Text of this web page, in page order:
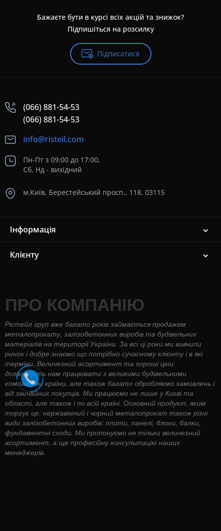
Бажаєте бути в курсі всіх акцій та знижок?
Підпишіться на розсилку
Підписатися
(066) 881-54-53
(066) 881-54-53
info@risteil.com
Пн-Пт з 09:00 до 17:00,
Сб, Нд - вихідний
м.Київ, Берестейський просп., 118, 03115
Інформація
Клієнту
ПРО КОМПАНІЮ
Рістейл груп вже багато років займається продажем
металопрокату, залізобетонних виробів та будівельних
матеріалів на території України. За всі ці роки ми вивчили
ринок і добре знаємо що потрібно сучасному клієнту і в які
терміни. Величезний асортимент та хороші ціни
дозволяють нам працювати з великими будівельними
компаніями країни, але також багато обробляємо замовлень і
від звичайних покупців. Ми працюємо не лише у Києві та
області, але також і по всій країні. Основний продукт, яким
торгує це: нержавіючий і чорний металопрокат також різні
види залізобетонних виробів: плити, панелі, блоки, балки,
фундаментні сходи. Ми пропонуємо не тільки величезний
асортимент, а ще професійну консультацію наших
менеджерів.